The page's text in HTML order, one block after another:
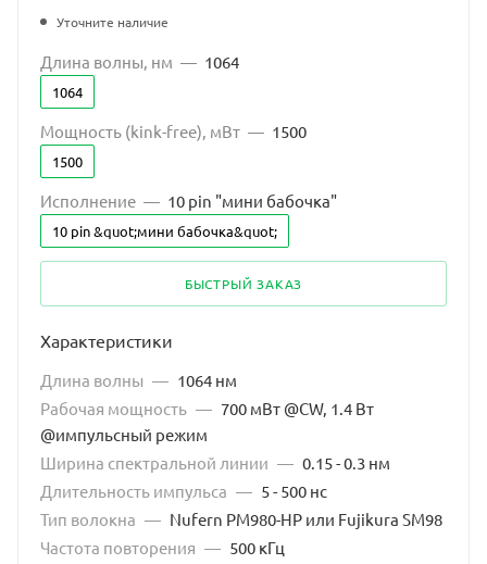
Уточните наличие
Длина волны, нм — 1064
1064
Мощность (kink-free), мВт — 1500
1500
Исполнение — 10 pin "мини бабочка"
10 pin &quot;мини бабочка&quot;
БЫСТРЫЙ ЗАКАЗ
Характеристики
Длина волны — 1064 нм
Рабочая мощность — 700 мВт @CW, 1.4 Вт
@импульсный режим
Ширина спектральной линии — 0.15 - 0.3 нм
Длительность импульса — 5 - 500 нс
Тип волокна — Nufern PM980-HP или Fujikura SM98
Частота повторения — 500 кГц